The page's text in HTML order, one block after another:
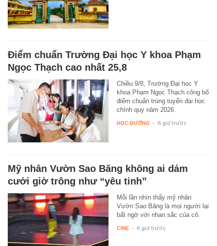
Điểm chuẩn Trường Đại học Y khoa Phạm
Ngọc Thạch cao nhất 25,8
Chiều 9/8, Trường Đại học Y
khoa Phạm Ngọc Thạch công bố
điểm chuẩn trúng tuyển đại học
chính quy năm 2026.
HỌC ĐƯỜNG - 6 giờ trước
Mỹ nhân Vườn Sao Băng không ai dám
cưới giờ trông như “yêu tinh”
Mỗi lần nhìn thấy mỹ nhân
Vườn Sao Băng là mọi người lại
bất ngờ với nhan sắc của cô.
CINE - 6 giờ trước